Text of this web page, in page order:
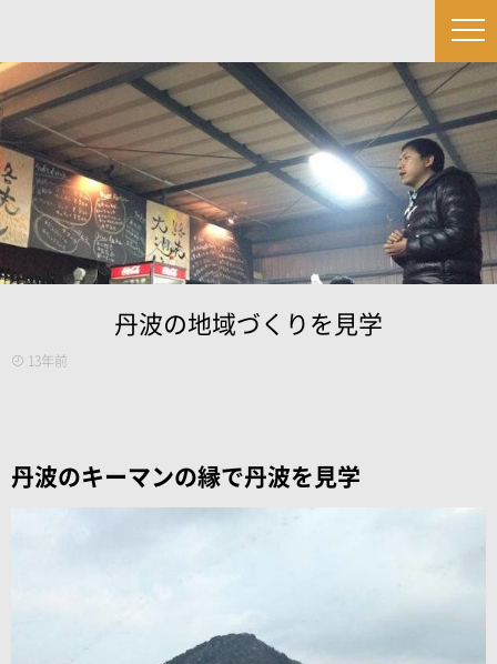
丹波の地域づくりを見学
13年前
丹波のキーマンの縁で丹波を見学